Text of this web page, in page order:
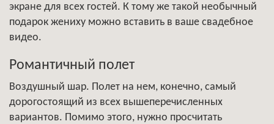
экране для всех гостей. К тому же такой необычный
подарок жениху можно вставить в ваше свадебное
видео.
Романтичный полет
Воздушный шар. Полет на нем, конечно, самый
дорогостоящий из всех вышеперечисленных
вариантов. Помимо этого, нужно просчитать